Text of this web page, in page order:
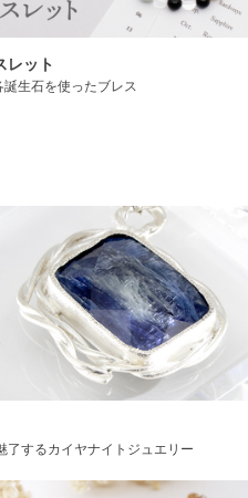
レット
生石を使ったブレス
了するカイヤナイトジュエリー